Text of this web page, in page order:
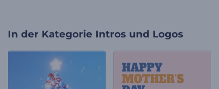
In der Kategorie Intros und Logos